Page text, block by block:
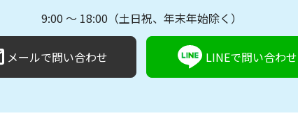
9:00 〜 18:00（土日祝、年末年始除く）
メールで問い合わせ LINEで問い合わせ